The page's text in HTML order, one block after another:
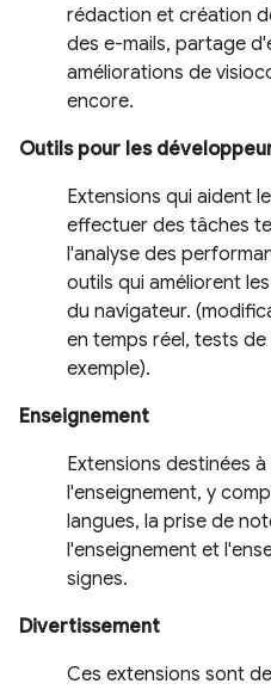
rédaction et création
des e-mails, partage
améliorations de
encore.
Outils pour les
Extensions qui aident
effectuer des tâches
l'analyse des
outils qui améliorent
du navigateur.
en temps réel, tests
exemple).
Enseignement
Extensions destinées
l'enseignement, y
langues, la prise de
l'enseignement et
signes.
Divertissement
Ces extensions sont